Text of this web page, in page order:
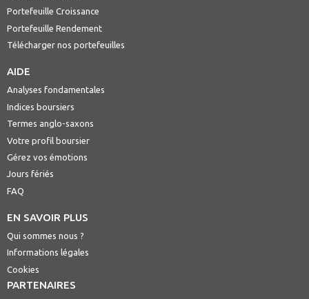
Portefeuille Croissance
Portefeuille Rendement
Télécharger nos portefeuilles
AIDE
Analyses fondamentales
Indices boursiers
Termes anglo-saxons
Votre profil boursier
Gérez vos émotions
Jours fériés
FAQ
EN SAVOIR PLUS
Qui sommes nous ?
Informations légales
Cookies
PARTENAIRES